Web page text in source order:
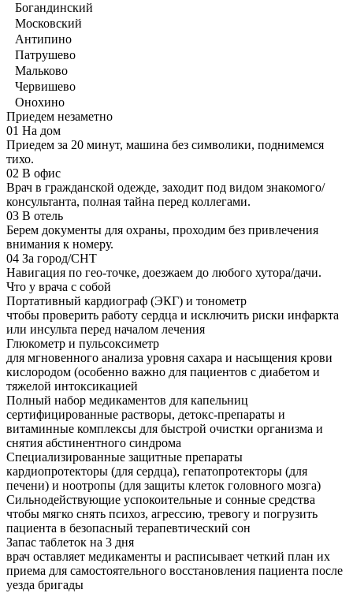
Богандинский
Московский
Антипино
Патрушево
Мальково
Червишево
Онохино
Приедем незаметно
01 На дом
Приедем за 20 минут, машина без символики, поднимемся
тихо.
02 В офис
Врач в гражданской одежде, заходит под видом знакомого/
консультанта, полная тайна перед коллегами.
03 В отель
Берем документы для охраны, проходим без привлечения
внимания к номеру.
04 За город/СНТ
Навигация по гео-точке, доезжаем до любого хутора/дачи.
Что у врача с собой
Портативный кардиограф (ЭКГ) и тонометр
чтобы проверить работу сердца и исключить риски инфаркта
или инсульта перед началом лечения
Глюкометр и пульсоксиметр
для мгновенного анализа уровня сахара и насыщения крови
кислородом (особенно важно для пациентов с диабетом и
тяжелой интоксикацией
Полный набор медикаментов для капельниц
сертифицированные растворы, детокс-препараты и
витаминные комплексы для быстрой очистки организма и
снятия абстинентного синдрома
Специализированные защитные препараты
кардиопротекторы (для сердца), гепатопротекторы (для
печени) и ноотропы (для защиты клеток головного мозга)
Сильнодействующие успокоительные и сонные средства
чтобы мягко снять психоз, агрессию, тревогу и погрузить
пациента в безопасный терапевтический сон
Запас таблеток на 3 дня
врач оставляет медикаменты и расписывает четкий план их
приема для самостоятельного восстановления пациента после
уезда бригады